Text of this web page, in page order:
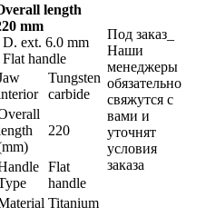
length
mm
D. ext. 6.0 mm
Flat handle
Tungsten
carbide
220
Flat
handle
Titanium
Под заказ_
Наши
менеджеры
обязательно
свяжутся с
вами и
уточнят
условия
заказа